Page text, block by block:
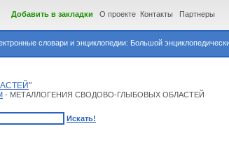
словари и энциклопедии: Большой
Добавить в закладки О проекте Контакты Партнеры
"
- МЕТАЛЛОГЕНИЯ СВОДОВО-ГЛЫБОВЫХ ОБЛАСТЕЙ
Искать!